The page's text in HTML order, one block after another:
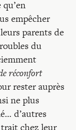
empêcher
parents de
du
réconfort
rester auprès
ne plus
d’autres
chez leur